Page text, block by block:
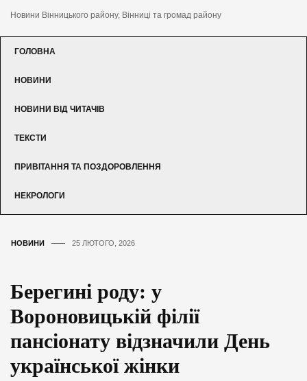
Новини Вінницького району, Вінниці та громад району
ГОЛОВНА
НОВИНИ
НОВИНИ ВІД ЧИТАЧІВ
ТЕКСТИ
ПРИВІТАННЯ ТА ПОЗДОРОВЛЕННЯ
НЕКРОЛОГИ
НОВИНИ 25 ЛЮТОГО, 2026
Берегині роду: у
Вороновицькій філії
пансіонату відзначили День
української жінки